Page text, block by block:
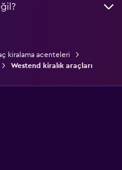
kiralama acenteleri
Westend kiralık araçları